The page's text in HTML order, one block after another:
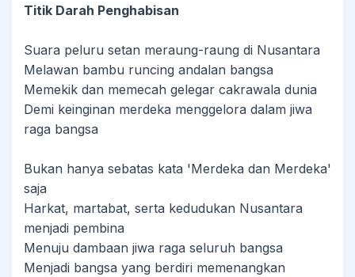
Titik Darah Penghabisan
Suara peluru setan meraung-raung di Nusantara
Melawan bambu runcing andalan bangsa
Memekik dan memecah gelegar cakrawala dunia
Demi keinginan merdeka menggelora dalam jiwa
raga bangsa
Bukan hanya sebatas kata 'Merdeka dan Merdeka'
saja
Harkat, martabat, serta kedudukan Nusantara
menjadi pembina
Menuju dambaan jiwa raga seluruh bangsa
Menjadi bangsa yang berdiri memenangkan